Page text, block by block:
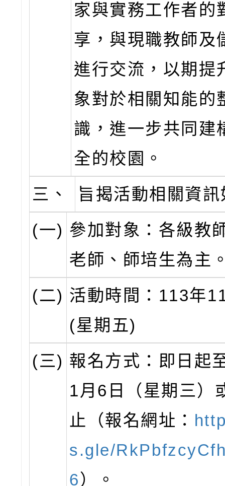
家與實務工作者的
享，與現職教師及
進行交流，以期提
象對於相關知能的
識，進一步共同建
全的校園。
三、
旨揭活動相關資
(一) 參加對象：各級教
老師、師培生為主
(二) 活動時間：113年
(星期五)
(三) 報名方式：即日起
1月6日（星期三）
止（報名網址：
s.gle/
6）。